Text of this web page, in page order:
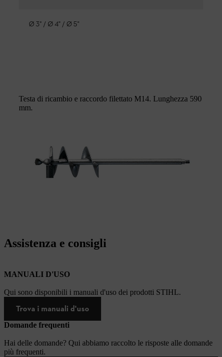
Ø 3" / Ø 4" / Ø 5"
Testa di ricambio e raccordo filettato M14. Lunghezza 590
mm.
Assistenza e consigli
MANUALI D'USO
Qui sono disponibili i manuali d'uso dei prodotti STIHL.
Trova i manuali d'uso
Domande frequenti
Hai delle domande? Qui abbiamo raccolto le risposte alle domande
più frequenti.